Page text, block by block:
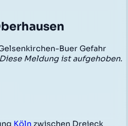
Buer Gefahr
Meldung ist aufgehoben.
Köln zwischen Dreieck